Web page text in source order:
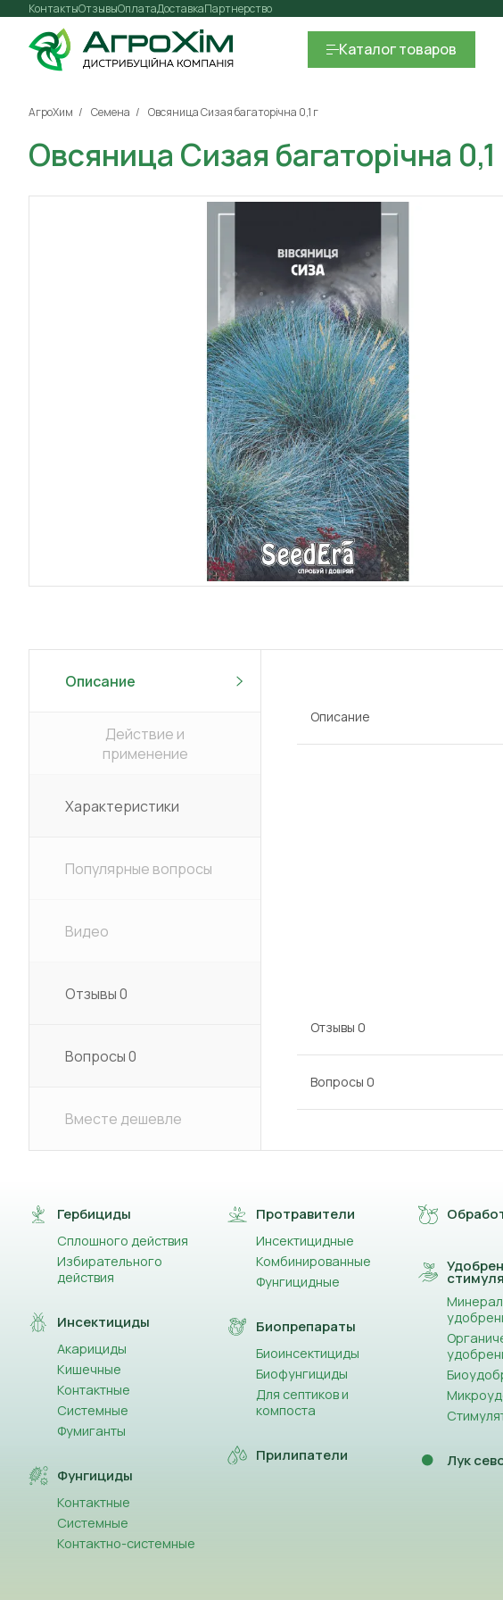
Контакты Оплата
Отзывы ДоставкаПартнерство
Каталогтоваров
АгроХим Семена Овсяница Сизая багаторічна 0,1 г
Овсяница Сизая багаторічна 0,1
Описание
Действие и
применение
Характеристики
Популярные вопросы
Видео
Отзывы0
Вопросы0
Вместе дешевле
Описание
Отзывы 0
Вопросы 0
Гербициды
Сплошного действия
Избирательного
действия
Инсектициды
Акарициды
Кишечные
Контактные
Системные
Фумиганты
Фунгициды
Контактные
Системные
Контактно-системные
Протравители
Инсектицидные
Комбинированные
Фунгицидные
Биопрепараты
Биоинсектициды
Биофунгициды
Для септиков и
компоста
Прилипатели Лук